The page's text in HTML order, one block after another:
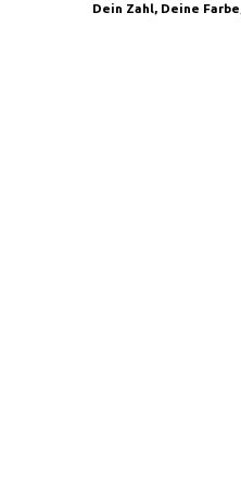
Dein Zahl, Deine